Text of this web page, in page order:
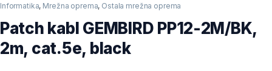
Informatika, Mrežna oprema, Ostala mrežna oprema
Patch kabl GEMBIRD PP12-2M/BK,
2m, cat.5e, black